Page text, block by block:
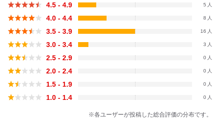
4.5 - 4.9 5
4.0 - 4.4 8
3.5 - 3.9 16
3.0 - 3.4 3
2.5 - 2.9 0
2.0 - 2.4 0
1.5 - 1.9 0
1.0 - 1.4 0
※各ユーザーが投稿した総合評価の分布です。